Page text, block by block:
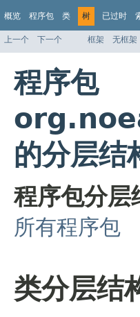
概览 程序包 类 树 已过时
上一个 下一个 框架 无框架
程序包
的分层结
程序包分层
所有程序包
类分层结